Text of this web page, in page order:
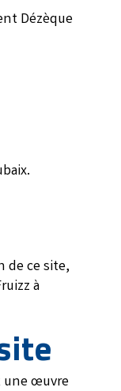
Dézèque
de ce site,
à
une œuvre